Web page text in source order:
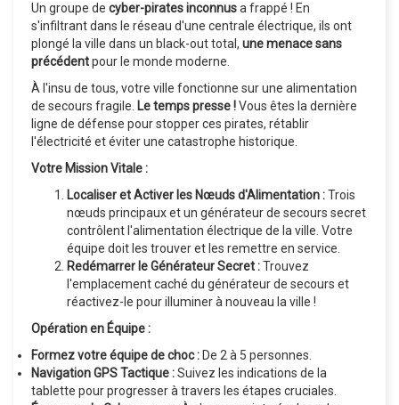
Un groupe de cyber-pirates inconnusa frappé ! En
s'infiltrant dans le réseau d'une centrale électrique, ils ont
plongé la ville dans un black-out total, une menace sans
précédentpour le monde moderne.
À l'insu de tous, votre ville fonctionne sur une alimentation
de secours fragile. Le temps presse !Vous êtes la dernière
ligne de défense pour stopper ces pirates, rétablir
l'électricité et éviter une catastrophe historique.
Votre Mission Vitale :
Localiser et Activer les Nœuds d'Alimentation :Trois
nœuds principaux et un générateur de secours secret
contrôlent l'alimentation électrique de la ville. Votre
équipe doit les trouver et les remettre en service.
Redémarrer le Générateur Secret :Trouvez
l'emplacement caché du générateur de secours et
réactivez-le pour illuminer à nouveau la ville !
Opération en Équipe :
Formez votre équipe de choc : De 2 à 5 personnes.
Navigation GPS Tactique :Suivez les indications de la
tablette pour progresser à travers les étapes cruciales.